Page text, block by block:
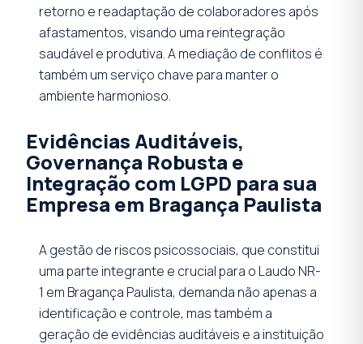
retorno e readaptação de colaboradores após
afastamentos, visando uma reintegração
saudável e produtiva. A mediação de conflitos é
também um serviço chave para manter o
ambiente harmonioso.
Evidências Auditáveis,
Governança Robusta e
Integração com LGPD para sua
Empresa em Bragança Paulista
A gestão de riscos psicossociais, que constitui
uma parte integrante e crucial para o Laudo NR-
1 em Bragança Paulista, demanda não apenas a
identificação e controle, mas também a
geração de evidências auditáveis e a instituição